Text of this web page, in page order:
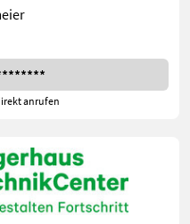
anrufen